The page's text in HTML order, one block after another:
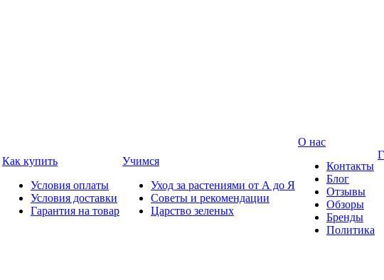
Как купить
Условия оплаты
Условия доставки
Гарантия на товар
Учимся
Уход за растениями от А до Я
Советы и рекомендации
Царство зеленых
О нас
Контакты
Блог
Отзывы
Обзоры
Бренды
Политика